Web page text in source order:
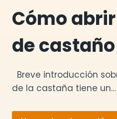
Cómo
de castaño
Breve introducción
de la castaña tiene un…